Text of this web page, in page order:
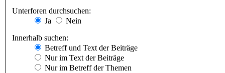
Unterforen durchsuchen:
Ja
Nein
Innerhalb suchen:
Betreff und Text der Beiträge
Nur im Text der Beiträge
Nur im Betreff der Themen